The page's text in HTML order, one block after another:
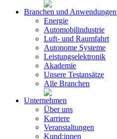
Branchen und Anwendungen
Energie
Automobilindustrie
Luft- und Raumfahrt
Autonome Systeme
Leistungselektronik
Akademie
Unsere Testansätze
Alle Branchen
Unternehmen
Über uns
Karriere
Veranstaltungen
Kund:innen